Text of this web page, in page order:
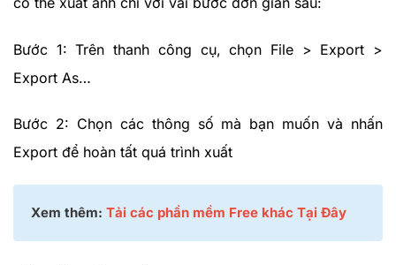
Bước 1: Trên thanh công cụ, chọn File > Export >
Export As…
Bước 2: Chọn các thông số mà bạn muốn và nhấn
Export để hoàn tất quá trình xuất
Xem thêm: Tải các phần mềm Free khác Tại Đây